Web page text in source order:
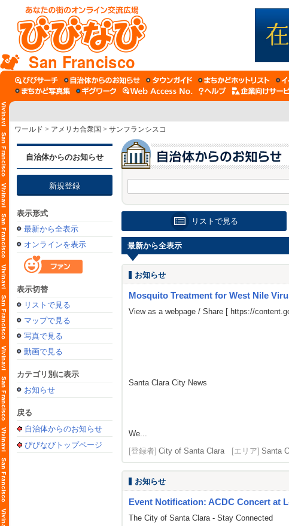
San Francisco
ワールド > アメリカ合衆国 > サンフランシスコ
自治体からのお知らせ
新規登録
表示形式
最新から全表示
オンラインを表示
表示切替
リストで見る
マップで見る
写真で見る
動画で見る
カテゴリ別に表示
お知らせ
戻る
自治体からのお知らせ
びびなびトップページ
リストで見る
最新から全表示
お知らせ
Mosquito Treatment for West Nile
View as a webpage / Share [ https://
Santa Clara City News
We...
[登録者] City of Santa Clara [エリア] Santa
お知らせ
Event Notification: ACDC Concert at
The City of Santa Clara - Stay Connected